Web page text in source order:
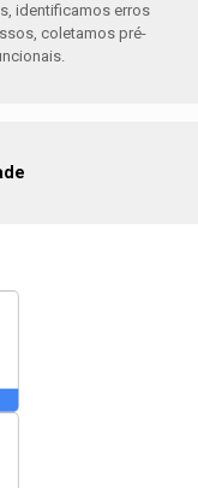
identificamos erros
coletamos pré-